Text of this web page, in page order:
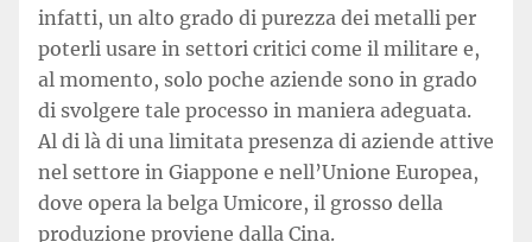
infatti, un alto grado di purezza dei metalli per
poterli usare in settori critici come il militare e,
al momento, solo poche aziende sono in grado
di svolgere tale processo in maniera adeguata.
Al di là di una limitata presenza di aziende attive
nel settore in Giappone e nell’Unione Europea,
dove opera la belga Umicore, il grosso della
produzione proviene dalla Cina.